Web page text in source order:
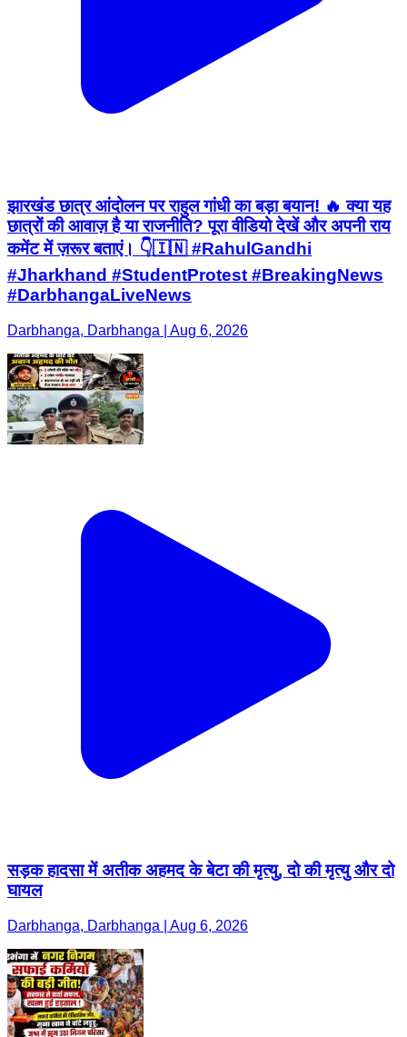
झारखंड छात्र आंदोलन पर राहुल गांधी का बड़ा बयान! 🔥 क्या यह
छात्रों की आवाज़ है या राजनीति? पूरा वीडियो देखें और अपनी राय
कमेंट में ज़रूर बताएं। 👇🇮🇳 #RahulGandhi
#Jharkhand #StudentProtest #BreakingNews
#DarbhangaLiveNews
Darbhanga, Darbhanga | Aug 6, 2026
सड़क हादसा में अतीक अहमद के बेटा की मृत्यु, दो की मृत्यु और दो
घायल
Darbhanga, Darbhanga | Aug 6, 2026